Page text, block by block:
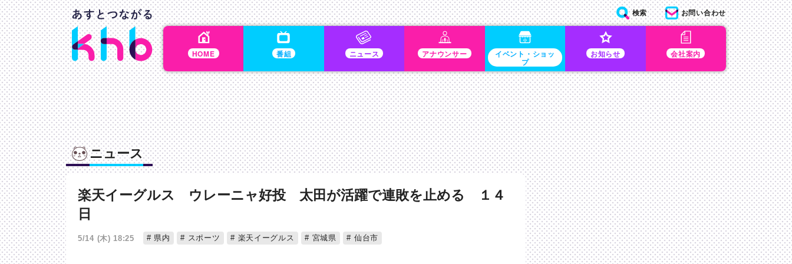
HOME 番組 ニュース アナウンサー イベント・ショッ
プ
お知らせ 会社案内
検索 お問い合わせ
ニュース
楽天イーグルス ウレーニャ好投 太田が活躍で連敗を止める １４
日
5/14 (木) 18:25 県内 スポーツ 楽天イーグルス 宮城県 仙台市